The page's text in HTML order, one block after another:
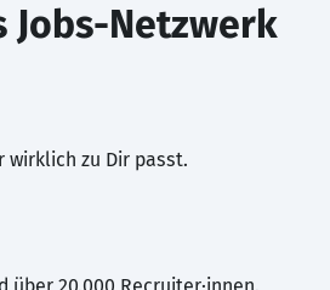
Jobs-Netzwerk
wirklich zu Dir passt.